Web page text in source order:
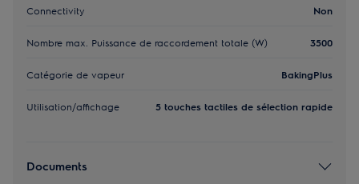
Connectivity Non
Nombre max. Puissance de raccordement totale (W) 3500
Catégorie de vapeur BakingPlus
Utilisation/affichage 5 touches tactiles de sélection rapide
Documents